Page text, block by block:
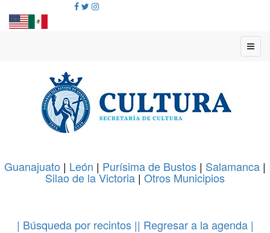
Guanajuato | León | Purísima de Bustos | Salamanca |
Silao de la Victoria | Otros Municipios
| Búsqueda por recintos || Regresar a la agenda |